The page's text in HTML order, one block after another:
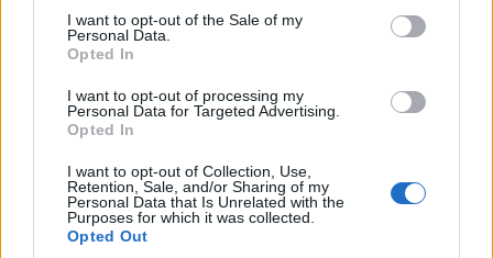
consent section.
I want to opt-out of the Sale of my
Personal Data.
Opted In
I want to opt-out of processing my
Personal Data for Targeted Advertising.
Opted In
I want to opt-out of Collection, Use,
Retention, Sale, and/or Sharing of my
Personal Data that Is Unrelated with the
Purposes for which it was collected.
Opted Out
WWW.ECONOMISTAS.GR
, ΓΙΑΝΝΗΣ
ΚΟΥΡΤΑΚΗΣ
,
ΣΟΦΙΑ ΓΙΑΝΝΑΚΑ , ΧΡΗΣΤΟΣ ΡΑΠΤΗΣ
Φάκελος περιφερειακές άδειες: